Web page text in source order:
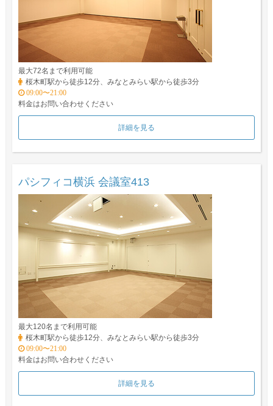
最大72名まで利用可能
桜木町駅から徒歩12分、みなとみらい駅から徒歩3分
09:00〜21:00
料金はお問い合わせください
詳細を見る
パシフィコ横浜 会議室413
最大120名まで利用可能
桜木町駅から徒歩12分、みなとみらい駅から徒歩3分
09:00〜21:00
料金はお問い合わせください
詳細を見る